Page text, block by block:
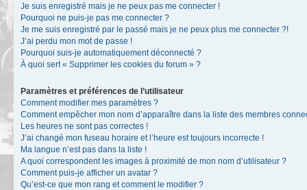
Je suis enregistré mais je ne peux pas me connecter !
Pourquoi ne puis-je pas me connecter ?
Je me suis enregistré par le passé mais je ne peux plus me connecter ?!
J’ai perdu mon mot de passe !
Pourquoi suis-je automatiquement déconnecté ?
À quoi sert « Supprimer les cookies du forum » ?
Paramètres et préférences de l’utilisateur
Comment modifier mes paramètres ?
Comment empêcher mon nom d’apparaître dans la liste des membres
Les heures ne sont pas correctes !
J’ai changé mon fuseau horaire et l’heure est toujours incorrecte !
Ma langue n’est pas dans la liste !
A quoi correspondent les images à proximité de mon nom d’utilisateur ?
Comment puis-je afficher un avatar ?
Qu’est-ce que mon rang et comment le modifier ?